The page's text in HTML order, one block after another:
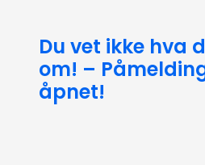
Du vet ikke hva
om! –
åpnet!